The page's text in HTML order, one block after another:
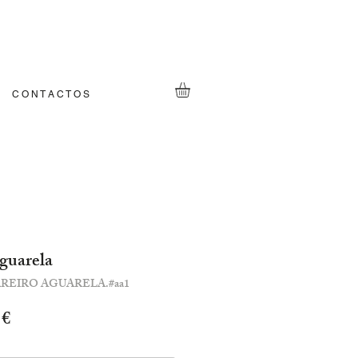
C O N T A C T O S
AGUARELA.#aa1
Preço